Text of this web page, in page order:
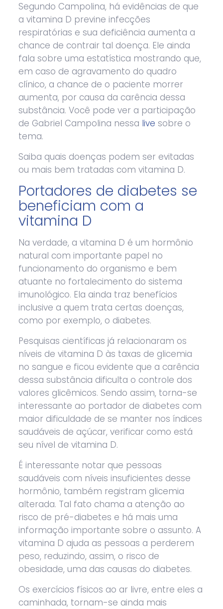
Segundo Campolina, há evidências de que
a vitamina D previne infecções
respiratórias e sua deficiência aumenta a
chance de contrair tal doença. Ele ainda
fala sobre uma estatística mostrando que,
em caso de agravamento do quadro
clínico, a chance de o paciente morrer
aumenta, por causa da carência dessa
substância. Você pode ver a participação
de Gabriel Campolina nessa live sobre o
tema.
Saiba quais doenças podem ser evitadas
ou mais bem tratadas com vitamina D.
Portadores de diabetes se
beneficiam com a
vitamina D
Na verdade, a vitamina D é um hormônio
natural com importante papel no
funcionamento do organismo e bem
atuante no fortalecimento do sistema
imunológico. Ela ainda traz benefícios
inclusive a quem trata certas doenças,
como por exemplo, o diabetes.
Pesquisas científicas já relacionaram os
níveis de vitamina D às taxas de glicemia
no sangue e ficou evidente que a carência
dessa substância dificulta o controle dos
valores glicêmicos. Sendo assim, torna-se
interessante ao portador de diabetes com
maior dificuldade de se manter nos índices
saudáveis de açúcar, verificar como está
seu nível de vitamina D.
É interessante notar que pessoas
saudáveis com níveis insuficientes desse
hormônio, também registram glicemia
alterada. Tal fato chama a atenção ao
risco de pré-diabetes e há mais uma
informação importante sobre o assunto. A
vitamina D ajuda as pessoas a perderem
peso, reduzindo, assim, o risco de
obesidade, uma das causas do diabetes.
Os exercícios físicos ao ar livre, entre eles a
caminhada, tornam-se ainda mais